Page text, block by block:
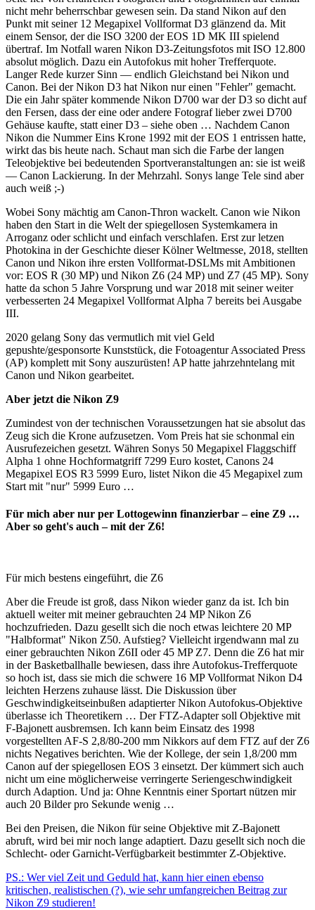
nicht mehr beherrschbar gewesen sein. Da stand Nikon auf den
Punkt mit seiner 12 Megapixel Vollformat D3 glänzend da. Mit
einem Sensor, der die ISO 3200 der EOS 1D MK III spielend
übertraf. Im Notfall waren Nikon D3-Zeitungsfotos mit ISO 12.800
absolut möglich. Dazu ein Autofokus mit hoher Trefferquote.
Langer Rede kurzer Sinn — endlich Gleichstand bei Nikon und
Canon. Bei der Nikon D3 hat Nikon nur einen "Fehler" gemacht.
Die ein Jahr später kommende Nikon D700 war der D3 so dicht auf
den Fersen, dass der eine oder andere Fotograf lieber zwei D700
Gehäuse kaufte, statt einer D3 – siehe oben … Nachdem Canon
Nikon die Nummer Eins Krone 1992 mit der EOS 1 entrissen hatte,
wirkt das bis heute nach. Schaut man sich die Farbe der langen
Teleobjektive bei bedeutenden Sportveranstaltungen an: sie ist weiß
— Canon Lackierung. In der Mehrzahl. Sonys lange Tele sind aber
auch weiß ;-)
Wobei Sony mächtig am Canon-Thron wackelt. Canon wie Nikon
haben den Start in die Welt der spiegellosen Systemkamera in
Arroganz oder schlicht und einfach verschlafen. Erst zur letzen
Photokina in der Geschichte dieser Kölner Weltmesse, 2018, stellten
Canon und Nikon ihre ersten Vollformat-DSLMs mit Ambitionen
vor: EOS R (30 MP) und Nikon Z6 (24 MP) und Z7 (45 MP). Sony
hatte da schon 5 Jahre Vorsprung und war 2018 mit seiner weiter
verbesserten 24 Megapixel Vollformat Alpha 7 bereits bei Ausgabe
III.
2020 gelang Sony das vermutlich mit viel Geld
gepushte/gesponsorte Kunststück, die Fotoagentur Associated Press
(AP) komplett mit Sony auszurüsten! AP hatte jahrzehntelang mit
Canon und Nikon gearbeitet.
Aber jetzt die Nikon Z9
Zumindest von der technischen Voraussetzungen hat sie absolut das
Zeug sich die Krone aufzusetzen. Vom Preis hat sie schonmal ein
Ausrufezeichen gesetzt. Währen Sonys 50 Megapixel Flaggschiff
Alpha 1 ohne Hochformatgriff 7299 Euro kostet, Canons 24
Megapixel EOS R3 5999 Euro, listet Nikon die 45 Megapixel zum
Start mit "nur" 5999 Euro …
Für mich aber nur per Lottogewinn finanzierbar – eine Z9 …
Aber so geht's auch – mit der Z6!
Für mich bestens eingeführt, die Z6
Aber die Freude ist groß, dass Nikon wieder ganz da ist. Ich bin
aktuell weiter mit meiner gebrauchten 24 MP Nikon Z6
hochzufrieden. Dazu gesellt sich die noch etwas leichtere 20 MP
"Halbformat" Nikon Z50. Aufstieg? Vielleicht irgendwann mal zu
einer gebrauchten Nikon Z6II oder 45 MP Z7. Denn die Z6 hat mir
in der Basketballhalle bewiesen, dass ihre Autofokus-Trefferquote
so hoch ist, dass sie mich die schwere 16 MP Vollformat Nikon D4
leichten Herzens zuhause lässt. Die Diskussion über
Geschwindigkeitseinbußen adaptierter Nikon Autofokus-Objektive
überlasse ich Theoretikern … Der FTZ-Adapter soll Objektive mit
F-Bajonett ausbremsen. Ich kann beim Einsatz des 1998
vorgestellten AF-S 2,8/80-200 mm Nikkors auf dem FTZ auf der Z6
nichts Negatives berichten. Wie der Kollege, der sein 1,8/200 mm
Canon auf der spiegellosen EOS 3 einsetzt. Der kümmert sich auch
nicht um eine möglicherweise verringerte Seriengeschwindigkeit
durch Adaption. Und ja: Ohne Kenntnis einer Sportart nützen mir
auch 20 Bilder pro Sekunde wenig …
Bei den Preisen, die Nikon für seine Objektive mit Z-Bajonett
abruft, wird bei mir noch lange adaptiert. Dazu gesellt sich noch die
Schlecht- oder Garnicht-Verfügbarkeit bestimmter Z-Objektive.
PS.: Wer viel Zeit und Geduld hat, kann hier einen ebenso
kritischen, realistischen (?), wie sehr umfangreichen Beitrag zur
Nikon Z9 studieren!